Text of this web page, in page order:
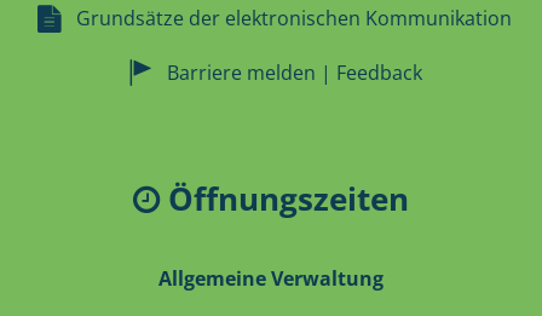
Grundsätze der elektronischen Kommunikation
Barriere melden | Feedback
Öffnungszeiten
Allgemeine Verwaltung